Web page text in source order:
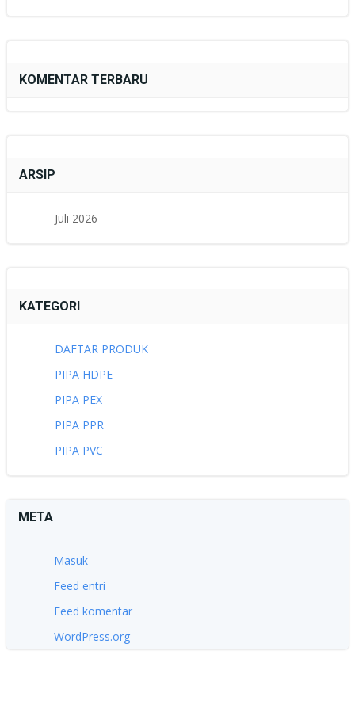
KOMENTAR TERBARU
ARSIP
Juli 2026
KATEGORI
DAFTAR PRODUK
PIPA HDPE
PIPA PEX
PIPA PPR
PIPA PVC
META
Masuk
Feed entri
Feed komentar
WordPress.org